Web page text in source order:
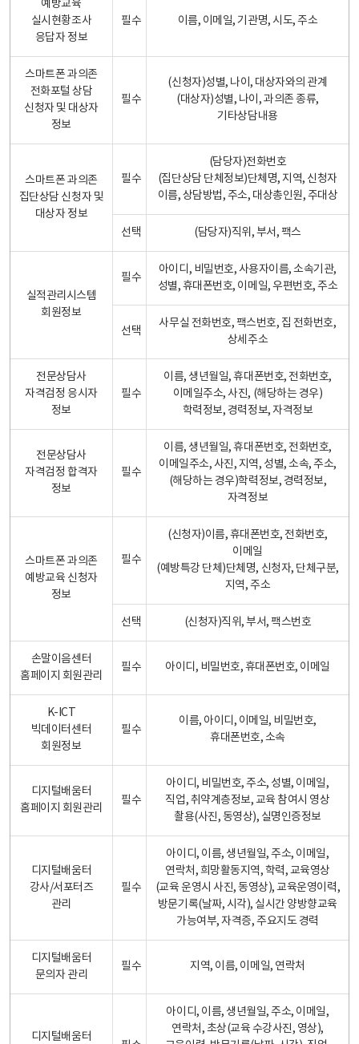
예방교육
실시현황조사
응답자 정보
필수 이름, 이메일, 기관명, 시도, 주소
스마트폰 과의존
전화포털 상담
신청자 및 대상자
정보
필수
(신청자)성별, 나이, 대상자와의 관계
(대상자)성별, 나이, 과의존 종류,
기타상담내용
스마트폰 과의존
집단상담 신청자 및
대상자 정보
필수
(담당자)전화번호
(집단상담 단체정보)단체명, 지역, 신청자
이름, 상담방법, 주소, 대상총인원, 주대상
선택 (담당자)직위, 부서, 팩스
실적관리시스템
회원정보
필수
아이디, 비밀번호, 사용자이름, 소속기관,
성별, 휴대폰번호, 이메일, 우편번호, 주소
선택
사무실 전화번호, 팩스번호, 집 전화번호,
상세주소
전문상담사
자격검정 응시자
정보
필수
이름, 생년월일, 휴대폰번호, 전화번호,
이메일주소, 사진, (해당하는 경우)
학력정보, 경력정보, 자격정보
전문상담사
자격검정 합격자
정보
필수
이름, 생년월일, 휴대폰번호, 전화번호,
이메일주소, 사진, 지역, 성별, 소속, 주소,
(해당하는 경우)학력정보, 경력정보,
자격정보
스마트폰 과의존
예방교육 신청자
정보
필수
(신청자)이름, 휴대폰번호, 전화번호,
이메일
(예방특강 단체)단체명, 신청자, 단체구분,
지역, 주소
선택 (신청자)직위, 부서, 팩스번호
손말이음센터
홈페이지 회원관리
필수 아이디, 비밀번호, 휴대폰번호, 이메일
K-ICT
빅데이터센터
회원정보
필수
이름, 아이디, 이메일, 비밀번호,
휴대폰번호, 소속
디지털배움터
홈페이지 회원관리
필수
아이디, 비밀번호, 주소, 성별, 이메일,
직업, 취약계층정보, 교육 참여시 영상
촬용(사진, 동영상), 실명인증정보
디지털배움터
강사/서포터즈
관리
필수
아이디, 이름, 생년월일, 주소, 이메일,
연락처, 희망활동지역, 학력, 교육영상
(교육 운영시 사진, 동영상), 교육운영이력,
방문기록(날짜, 시각), 실시간 양방향교육
가능여부, 자격증, 주요지도 경력
디지털배움터
문의자 관리
필수 지역, 이름, 이메일, 연락처
디지털배움터
아이디, 이름, 생년월일, 주소, 이메일,
연락처, 초상(교육 수강사진, 영상),